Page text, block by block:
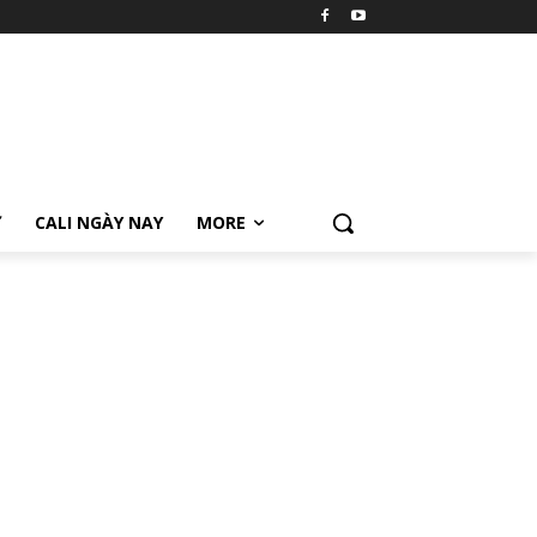
CALI NGÀY NAY MORE